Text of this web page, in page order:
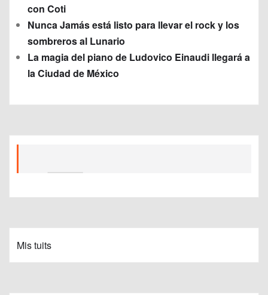
con Coti
Nunca Jamás está listo para llevar el rock y los
sombreros al Lunario
La magia del piano de Ludovico Einaudi llegará a
la Ciudad de México
Mis tuits